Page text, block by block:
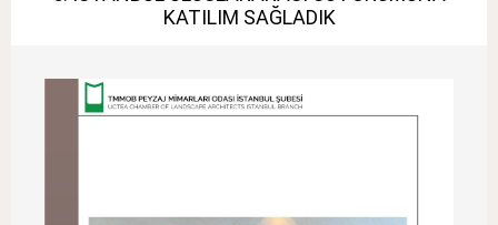
KATILIM SAĞLADIK